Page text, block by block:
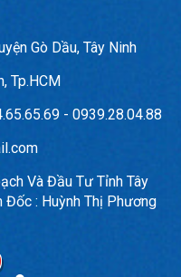
Gò Dầu, Tây Ninh
Tp.HCM
- 0939.28.04.88
Và Đầu Tư Tỉnh Tây
Đốc : Huỳnh Thị Phương